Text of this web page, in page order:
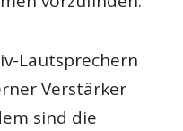
Lautsprechern
Verstärker
sind die